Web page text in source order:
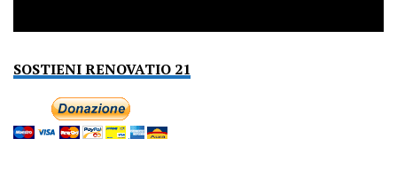
SOSTIENI RENOVATIO 21